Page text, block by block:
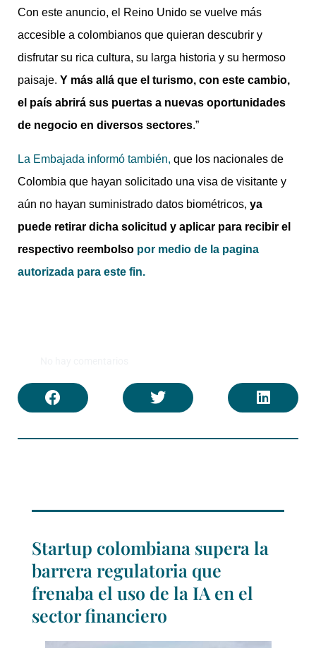
Con este anuncio, el Reino Unido se vuelve más
accesible a colombianos que quieran descubrir y
disfrutar su rica cultura, su larga historia y su hermoso
paisaje. Y más allá que el turismo, con este cambio,
el país abrirá sus puertas a nuevas oportunidades
de negocio en diversos sectores.”
La Embajada informó también, que los nacionales de
Colombia que hayan solicitado una visa de visitante y
aún no hayan suministrado datos biométricos, ya
puede retirar dicha solicitud y aplicar para recibir el
respectivo reembolso por medio de la pagina
autorizada para este fin.
Startup colombiana supera la
barrera regulatoria que
frenaba el uso de la IA en el
sector financiero